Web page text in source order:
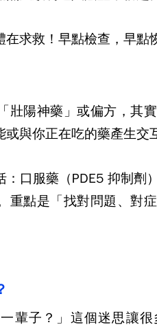
求救！早點檢查，早點
壯陽神藥」或偏方，其
與你正在吃的藥產生交
口服藥（PDE5抑制劑
重點是「找對問題、對
一輩子？」這個迷思讓